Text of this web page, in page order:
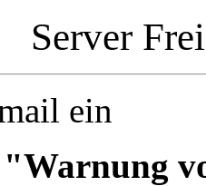
Server
ein
"Warnung